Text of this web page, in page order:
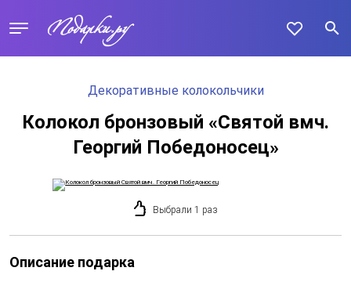
Декоративные колокольчики
Колокол бронзовый «Святой вмч.
Георгий Победоносец»
Выбрали 1 раз
Описание подарка